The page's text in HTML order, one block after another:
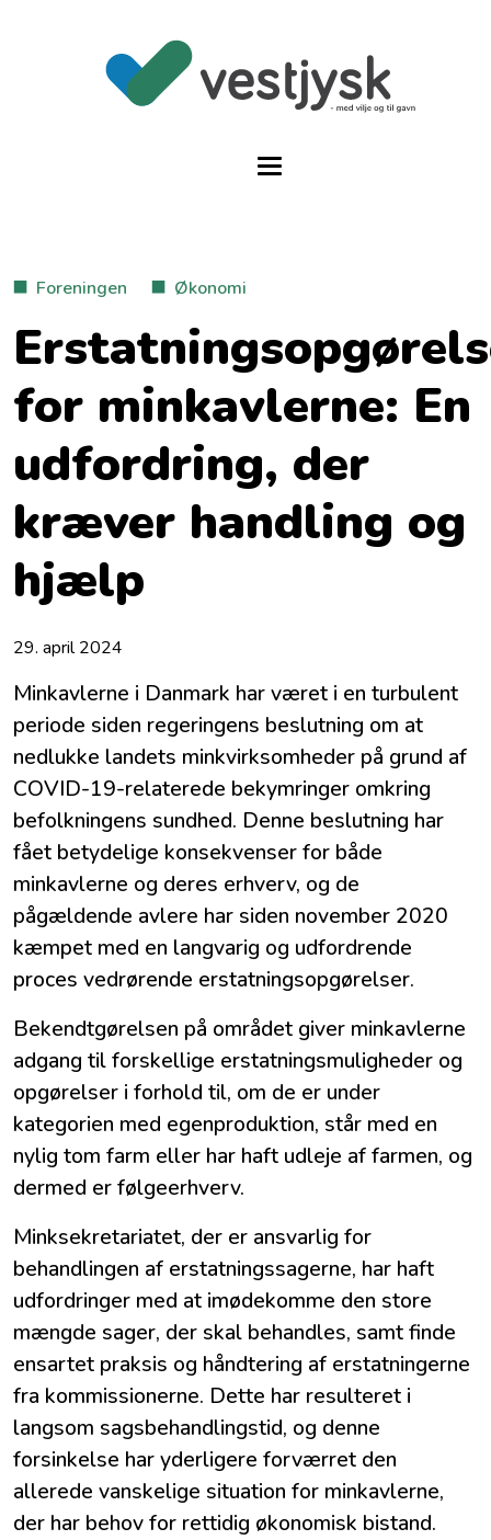
Foreningen Økonomi
for minkavlerne: En
udfordring, der
kræver handling og
hjælp
29. april 2024
Minkavlerne i Danmark har været i en turbulent
periode siden regeringens beslutning om at
nedlukke landets minkvirksomheder på grund af
COVID-19-relaterede bekymringer omkring
befolkningens sundhed. Denne beslutning har
fået betydelige konsekvenser for både
minkavlerne og deres erhverv, og de
pågældende avlere har siden november 2020
kæmpet med en langvarig og udfordrende
proces vedrørende erstatningsopgørelser.
Bekendtgørelsen på området giver minkavlerne
adgang til forskellige erstatningsmuligheder og
opgørelser i forhold til, om de er under
kategorien med egenproduktion, står med en
nylig tom farm eller har haft udleje af farmen, og
dermed er følgeerhverv.
Minksekretariatet, der er ansvarlig for
behandlingen af erstatningssagerne, har haft
udfordringer med at imødekomme den store
mængde sager, der skal behandles, samt finde
ensartet praksis og håndtering af erstatningerne
fra kommissionerne. Dette har resulteret i
langsom sagsbehandlingstid, og denne
forsinkelse har yderligere forværret den
allerede vanskelige situation for minkavlerne,
der har behov for rettidig økonomisk bistand.